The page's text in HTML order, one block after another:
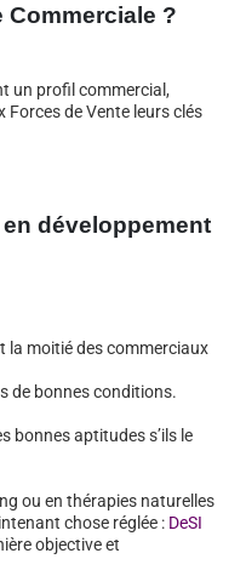
Commerciale ?
un profil commercial,
Forces de Vente leurs clés
développement
la moitié des commerciaux
de bonnes conditions.
bonnes aptitudes s’ils le
ou en thérapies naturelles
chose réglée : DeSI
objective et